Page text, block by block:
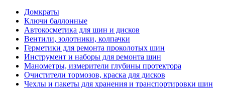
Домкраты
Ключи баллонные
Автокосметика для шин и дисков
Вентили, золотники, колпачки
Герметики для ремонта проколотых шин
Инструмент и наборы для ремонта шин
Манометры, измерители глубины протектора
Очистители тормозов, краска для дисков
Чехлы и пакеты для хранения и транспортировки шин